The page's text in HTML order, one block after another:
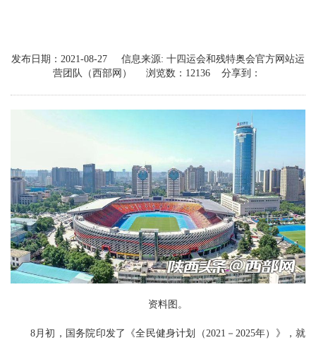
发布日期： 2021-08-27 信息来源: 十四运会和残特奥会官方网站运
营团队（西部网）
浏览数： 12136分享到：
资料图。
8月初，国务院印发了《全民健身计划（2021－2025年）》，就